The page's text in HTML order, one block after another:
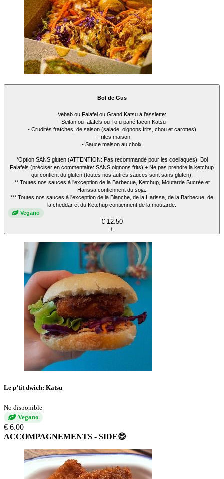
Bol de Gus
Vebab ou Falafel ou Grand Katsu à l’assiette:
- Seitan ou falafels ou Tofu pané façon Katsu
- Crudités fraîches, de saison (salade, oignons frits, chou et carottes)
- Frites maison
- Sauce maison au choix
*Option SANS gluten (ATTENTION: Pas recommandé pour les coeliaques): Bol
Falafels (préciser en commentaire: SANS oignons frits) + Ne pas prendre la ketchup
qui contient du gluten (toutes nos autres sauces sont sans gluten).
** Toutes nos sauces à l'exception de la Barbecue, Ketchup, Moutarde Sucrée et
Harissa contiennent du soja.
*** Toutes nos sauces à l'exception de la Blanche, de la Harissa, de la Barbecue, de
la cheddar et du Ketchup contiennent de la moutarde.
Vegano
€ 12.50
+
Le p’tit dwich: Katsu
No disponible
Vegano
€ 6.00
ACCOMPAGNEMENTS - SIDE😋